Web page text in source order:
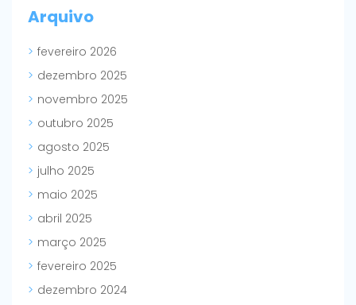
Arquivo
fevereiro 2026
dezembro 2025
novembro 2025
outubro 2025
agosto 2025
julho 2025
maio 2025
abril 2025
março 2025
fevereiro 2025
dezembro 2024